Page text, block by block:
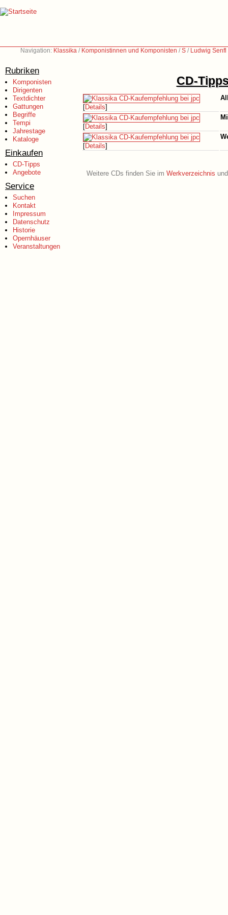
Navigation: Klassika / Komponistinnen und Komponisten /S / Ludwig
Rubriken
Komponisten
Dirigenten
Textdichter
Gattungen
Begriffe
Tempi
Jahrestage
Kataloge
Einkaufen
CD-Tipps
Angebote
Service
Suchen
Kontakt
Impressum
Datenschutz
Historie
Opernhäuser
Veranstaltungen
CD-
[Details]
[Details]
[Details]
Weitere CDs finden Sie im Werkverzeichnis